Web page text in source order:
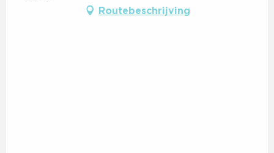
Routebeschrijving